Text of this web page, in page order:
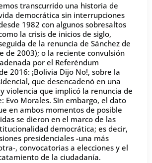
transcurrido una historia de
democrática sin interrupciones
1982 con algunos sobresaltos
la crisis de inicios de siglo,
de la renuncia de Sánchez de
de 2003); o la reciente convulsión
por el Referéndum
2016: ¡Bolivia Dijo No!, sobre la
que desencadenó en una
violencia que implicó la renuncia de
Evo Morales. Sin embargo, el dato
en ambos momentos de posible
se dieron en el marco de las
democrática; es decir,
presidenciales -una más
, convocatorias a elecciones y el
de la ciudadanía.